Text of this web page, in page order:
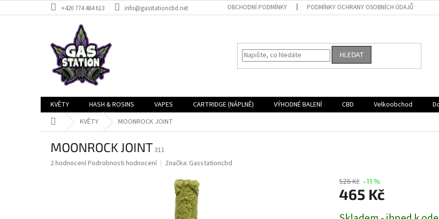
na
+420 774 484 613 info@gasstationcbd.net OBCHODNÍ PODMÍNKY PODMÍNKY OCHRANY OSOBNÍCH ÚDAJŮ
HLEDAT
KVĚTY HASH & ROSINS VAPES CARTRIDGE (NÁPLNĚ) VÝHODNÉ BALENÍ CBD Velkoobchod
Domů KVĚTY MOONROCK JOINT
MOONROCK JOINT311
Průměrné
2 hodnoceníPodrobnosti hodnocení Značka: Gasstationcbd
526 Kč –11 %
465 Kč